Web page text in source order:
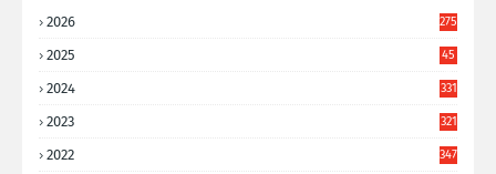
2026 275
2025
45
2024 331
2023 321
2022 347